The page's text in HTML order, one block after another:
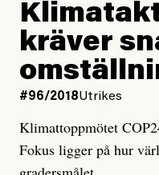
kräver
#96/2018Utrikes
Klimattoppmötet
Fokus ligger på hur